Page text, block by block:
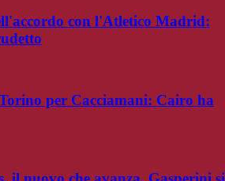
con l'Atletico Madrid:
per Cacciamani: Cairo ha